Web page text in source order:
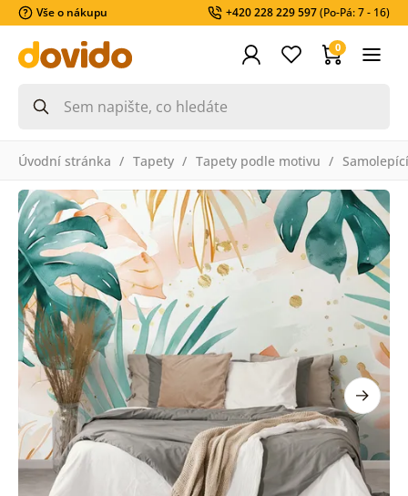
Vše o nákupu +420 228 229 597(Po-Pá: 7 - 16)
0
Úvodní stránka Tapety Tapety podle motivu